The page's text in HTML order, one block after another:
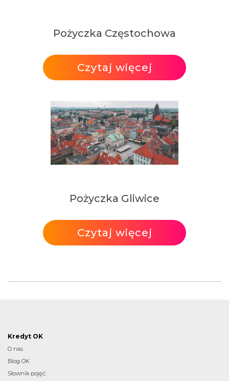
Pożyczka Częstochowa
Czytaj więcej
Pożyczka Gliwice
Czytaj więcej
Kredyt OK
O nas
Blog OK
Słownik pojęć